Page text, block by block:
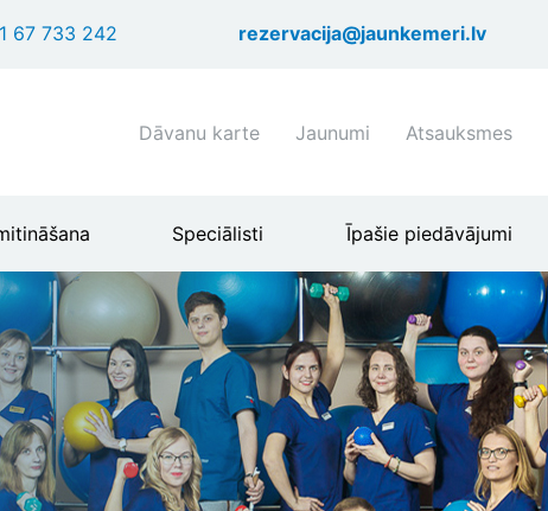
uz
67 733 242 rezervacija@jaunkemeri.lv
Shortcuts
menu
Dāvanu karte Jaunumi Atsauksmes
Speciālisti Īpašie piedāvājumi